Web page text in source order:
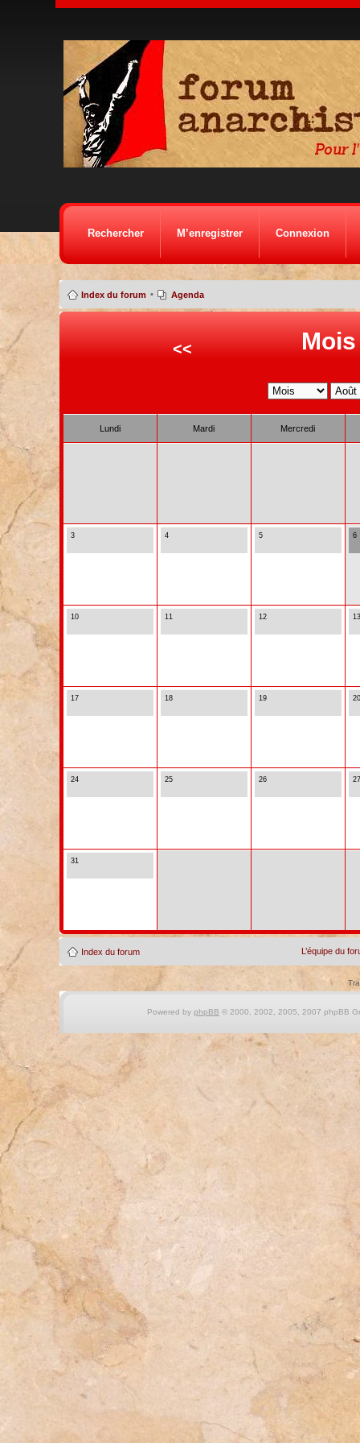
Rechercher M’enregistrer Connexion
Index du forum • Agenda
<<
Lundi Mardi Mercredi
3 4 5 6
10 11 12 13
17 18 19 20
24 25 26 27
31
Index du forum L’équipe du
Powered by phpBB © 2000, 2002, 2005, 2007 phpBB